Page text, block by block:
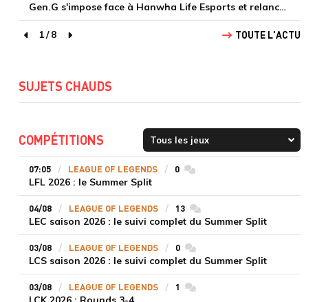
Gen.G s'impose face à Hanwha Life Esports et relance sa dynamique en LCK
page précédente
1/8
page suivante
TOUTE L'ACTU
SUJETS CHAUDS
COMPÉTITIONS
07:05 LEAGUE OF LEGENDS 0commentaires
LFL 2026 : le Summer Split
04/08 LEAGUE OF LEGENDS 13commentaires
LEC saison 2026 : le suivi complet du Summer Split
03/08 LEAGUE OF LEGENDS 0commentaires
LCS saison 2026 : le suivi complet du Summer Split
03/08 LEAGUE OF LEGENDS 1 commentaires